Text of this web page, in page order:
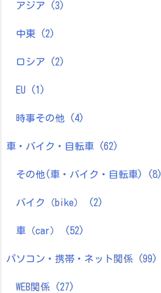
アジア (3)
中東 (2)
ロシア (2)
EU (1)
時事その他 (4)
車・バイク・自転車 (62)
その他(車・バイク・自転車) (8)
バイク（bike） (2)
車（car） (52)
パソコン・携帯・ネット関係 (99)
WEB関係 (27)